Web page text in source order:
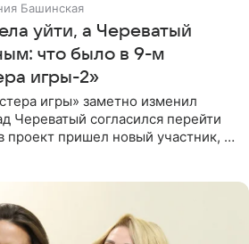
Башинская
уйти, а Череватый
что было в 9-м
игры-2»
игры» заметно изменил
Череватый согласился перейти
проект пришел новый участник, а